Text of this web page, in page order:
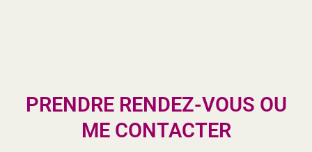
PRENDRE RENDEZ-VOUS OU
ME CONTACTER